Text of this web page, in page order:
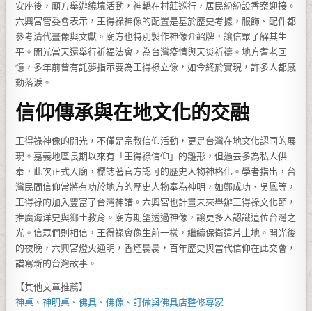
安座後，廟方舉辦繞境活動，神轎在村莊巡行，居民紛紛設香案迎接。
六興宮管委會表示，王得祿神像的配置是基於歷史考據，服飾、配件都
參考清代畫像與文獻。廟方也特別製作神像介紹牌，讓信眾了解其生
平。開光當天還舉行祈福法會，為台灣疫情與天災祈禱。地方耆老回
憶，多年前曾有託夢指示要為王得祿立像，如今終於實現，許多人都感
動落淚。
信仰傳承與在地文化的交融
王得祿神像的開光，不僅是宗教信仰活動，更是台灣在地文化認同的展
現。嘉義地區長期以來有「王得祿信仰」的雛形，但過去多為私人供
奉，此次正式入廟，標誌著官方認可的歷史人物神格化。學者指出，台
灣民間信仰常將有功於地方的歷史人物奉為神明，如鄭成功、吳鳳等，
王得祿的加入豐富了台灣神譜。六興宮也計畫未來舉辦王得祿文化節，
推廣海洋史與鄉土教育。廟方期望透過神像，讓更多人認識這位台灣之
光。信眾們則相信，王得祿會像生前一樣，繼續保衛這片土地。開光後
的夜晚，六興宮燈火通明，香煙裊裊，百年歷史與當代信仰在此交會，
譜寫新的台灣故事。
【其他文章推薦】
神桌、神明桌 、佛具 、佛像、訂做與佛具店整修專家